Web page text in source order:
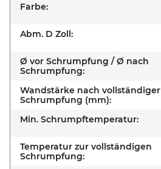
Farbe:
Abm. D Zoll:
Ø vor Schrumpfung / Ø nach
Schrumpfung:
Wandstärke nach vollständiger
Schrumpfung (mm):
Min. Schrumpftemperatur:
Temperatur zur vollständigen
Schrumpfung: